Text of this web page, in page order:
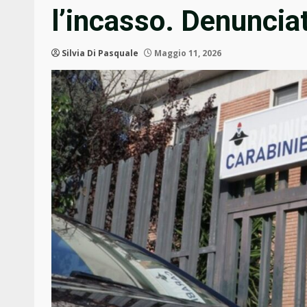
l’incasso.
Silvia Di Pasquale Maggio 11, 2026